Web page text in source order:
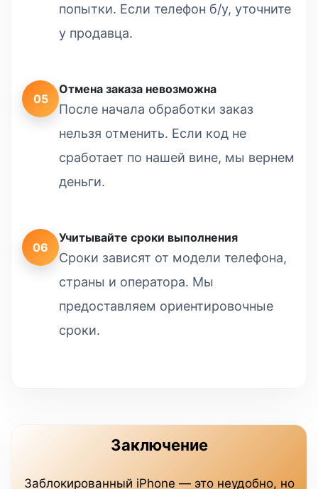
попытки. Если телефон б/у, уточните
у продавца.
05
Отмена заказа невозможна
После начала обработки заказ
нельзя отменить. Если код не
сработает по нашей вине, мы вернем
деньги.
06
Учитывайте сроки выполнения
Сроки зависят от модели телефона,
страны и оператора. Мы
предоставляем ориентировочные
сроки.
Заключение
Заблокированный iPhone — это неудобно, но